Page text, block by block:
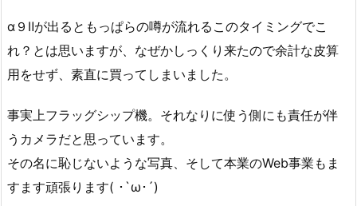
α９Ⅱが出るともっぱらの噂が流れるこのタイミングでこ
れ？とは思いますが、なぜかしっくり来たので余計な皮算
用をせず、素直に買ってしまいました。
事実上フラッグシップ機。それなりに使う側にも責任が伴
うカメラだと思っています。
その名に恥じないような写真、そして本業のWeb事業もま
すます頑張ります( ･`ω･´)